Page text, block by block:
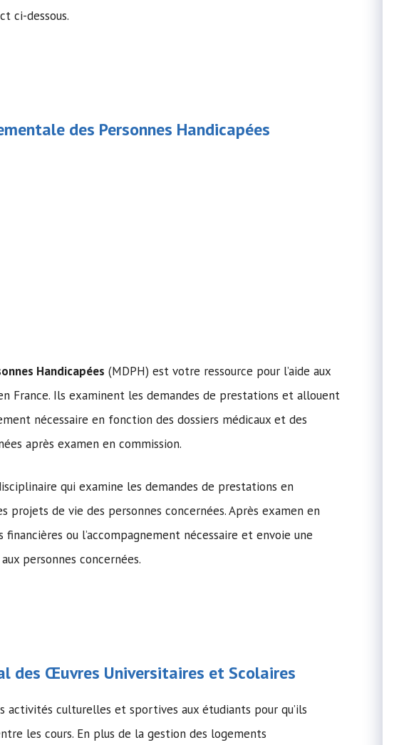
ci-dessous.
des Personnes Handicapées
Handicapées (MDPH) est votre ressource pour l’aide aux
France. Ils examinent les demandes de prestations et allouent
nécessaire en fonction des dossiers médicaux et des
après examen en commission.
qui examine les demandes de prestations en
projets de vie des personnes concernées. Après examen en
financières ou l’accompagnement nécessaire et envoie une
personnes concernées.
des Œuvres Universitaires et Scolaires
activités culturelles et sportives aux étudiants pour qu’ils
les cours. En plus de la gestion des logements